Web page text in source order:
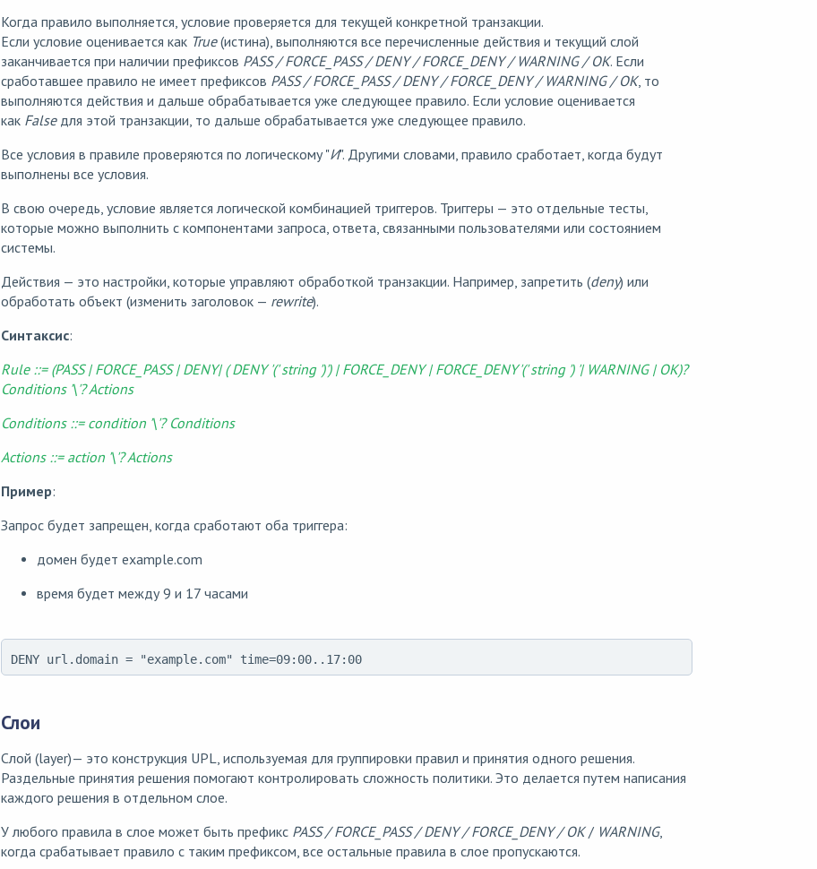
Когда правило выполняется, условие проверяется для текущей конкретной транзакции.
Если условие оценивается как True(истина), выполняются все перечисленные действия и текущий слой
заканчивается при наличии префиксов PASS / FORCE_PASS / DENY / FORCE_DENY / WARNING / OK. Ecли
сработавшее правило не имеет префиксов PASS / FORCE_PASS / DENY / FORCE_DENY / WARNING / OK, то
выполняются действия и дальше обрабатывается уже следующее правило. Если условие оценивается
как Falseдля этой транзакции, то дальше обрабатывается уже следующее правило.
Все условия в правиле проверяются по логическому "И". Другими словами, правило сработает, когда будут
выполнены все условия.
В свою очередь, условие является логической комбинацией триггеров. Триггеры — это отдельные тесты,
которые можно выполнить с компонентами запроса, ответа, связанными пользователями или состоянием
системы.
Действия — это настройки, которые управляют обработкой транзакции. Например, запретить (deny) или
обработать объект (изменить заголовок — rewrite).
Синтаксис:
Rule ::= (PASS | FORCE_PASS | DENY| ( DENY '(' string ')') | FORCE_DENY | FORCE_DENY'(' string ') '| WARNING | OK)?
Conditions '\'? Actions
Conditions ::= condition '\'? Conditions
Actions ::= action '\'? Actions
Пример:
Запрос будет запрещен, когда сработают оба триггера:
домен будет example.com
время будет между 9 и 17 часами
DENY url.domain = "example.com" time=09:00..17:00
Слои
Слой (layer)— это конструкция UPL, используемая для группировки правил и принятия одного решения.
Раздельные принятия решения помогают контролировать сложность политики. Это делается путем написания
каждого решения в отдельном слое.
У любого правила в слое может быть префикс PASS / FORCE_PASS / DENY / FORCE_DENY / OK/ WARNING,
когда срабатывает правило с таким префиксом, все остальные правила в слое пропускаются.